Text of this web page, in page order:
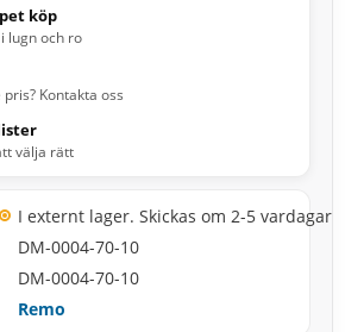
köp
lugn och ro
Kontakta oss
välja rätt
I externt lager. Skickas om 2-5 vardagar
DM-0004-70-10
DM-0004-70-10
Remo